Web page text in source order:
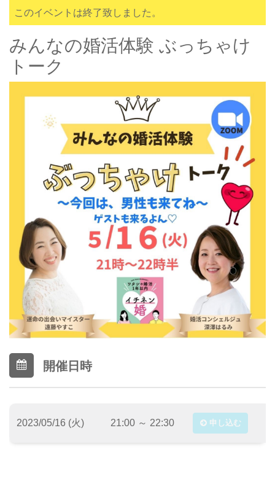
このイベントは終了致しました。
みんなの婚活体験 ぶっちゃけ
トーク
開催日時
2023/05/16 (火) 21:00 ～ 22:30 申し込む